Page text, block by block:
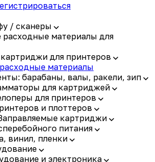
/ сканеры
расходные материалы для
для принтеров
расходные материалы
барабаны, валы, ракели, зип
для картриджей
для принтеров
и плоттеров
картриджи
питания
винил, пленки
и электроника